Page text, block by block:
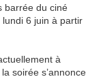
barrée du ciné
lundi 6 juin à partir
à
soirée s’annonce